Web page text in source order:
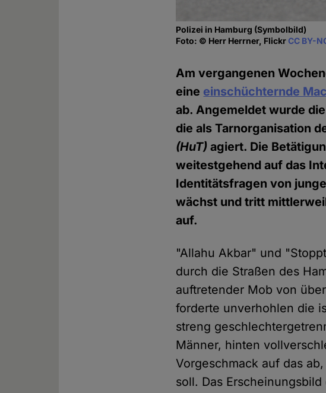
Polizei in Hamburg (Symbolbild)
Foto: © Herr Herrner, FlickrCC BY-
Am vergangenen
eine einschüchternde
ab. Angemeldet wurde
die als Tarnorganisation
(HuT) agiert. Die
weitestgehend auf das
Identitätsfragen von
wächst und tritt
auf.
"Allahu Akbar" und
durch die Straßen des
auftretender Mob von
forderte unverhohlen die
streng
Männer, hinten
Vorgeschmack auf das
soll. Das